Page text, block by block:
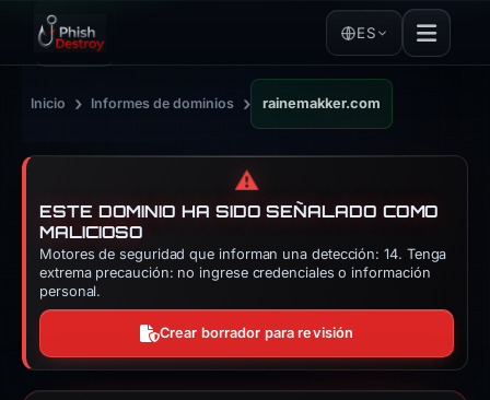
ES
Inicio › Informes de dominios › rainemakker.com
⚠️
ESTE DOMINIO HA SIDO SEÑALADO COMO
MALICIOSO
Motores de seguridad que informan una detección: 14. Tenga
extrema precaución: no ingrese credenciales o información
personal.
Crear borrador para revisión